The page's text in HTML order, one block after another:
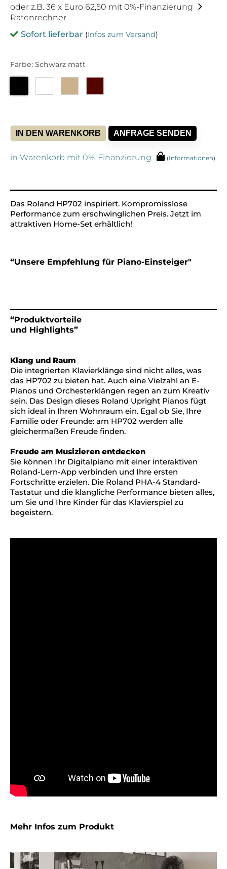
oder z.B. 36 x Euro 62,50 mit 0%-Finanzierung
Ratenrechner
Sofort lieferbar (Infos zum Versand)
Farbe: Schwarz matt
IN DEN WARENKORB ANFRAGE SENDEN
in Warenkorb mit 0%-Finanzierung (Informationen)
Das Roland HP702 inspiriert. Kompromisslose
Performance zum erschwinglichen Preis. Jetzt im
attraktiven Home-Set erhältlich!
“Unsere Empfehlung für Piano-Einsteiger"
“Produktvorteile
und Highlights”
Klang und Raum
Die integrierten Klavierklänge sind nicht alles, was
das HP702 zu bieten hat. Auch eine Vielzahl an E-
Pianos und Orchesterklängen regen an zum Kreativ
sein. Das Design dieses Roland Upright Pianos fügt
sich ideal in Ihren Wohnraum ein. Egal ob Sie, Ihre
Familie oder Freunde: am HP702 werden alle
gleichermaßen Freude finden.
Freude am Musizieren entdecken
Sie können Ihr Digitalpiano mit einer interaktiven
Roland-Lern-App verbinden und Ihre ersten
Fortschritte erzielen. Die Roland PHA-4 Standard-
Tastatur und die klangliche Performance bieten alles,
um Sie und Ihre Kinder für das Klavierspiel zu
begeistern.
Mehr Infos zum Produkt